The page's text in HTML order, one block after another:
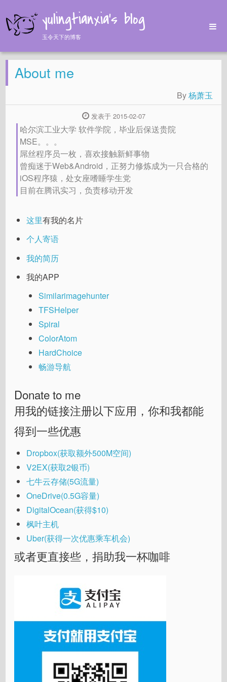
yulingtianxia's blog
玉令天下的博客
Home
Archives
About
About me
By杨萧玉
发表于 2015-02-07
哈尔滨工业大学 软件学院，毕业后保送贵院
MSE。。。
屌丝程序员一枚，喜欢接触新鲜事物
曾痴迷于Web&Android，正努力修炼成为一只合格的
iOS程序猿，处女座嗜睡学生党
目前在腾讯实习，负责移动开发
这里有我的名片
个人寄语
我的简历
我的APP
Similarimagehunter
TFSHelper
Spiral
ColorAtom
HardChoice
畅游导航
Donate to me
用我的链接注册以下应用，你和我都能
得到一些优惠
Dropbox(获取额外500M空间)
V2EX(获取2银币)
七牛云存储(5G流量)
OneDrive(0.5G容量)
DigitalOcean(获得$10)
枫叶主机
Uber(获得一次优惠乘车机会)
或者更直接些，捐助我一杯咖啡